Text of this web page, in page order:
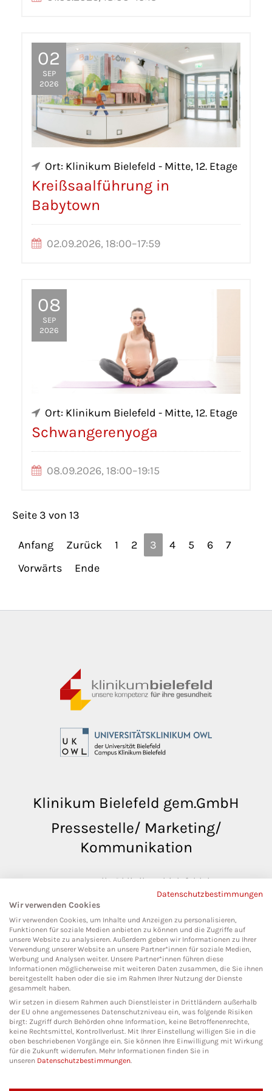
02
SEP
2026
Ort: Klinikum Bielefeld - Mitte, 12. Etage
Kreißsaalführung in
Babytown
02.09.2026, 18:00–17:59
08
SEP
2026
Ort: Klinikum Bielefeld - Mitte, 12. Etage
Schwangerenyoga
08.09.2026, 18:00–19:15
Seite 3 von 13
Anfang Zurück 1 2 3 4 5 6
7
Vorwärts
Ende
Klinikum Bielefeld gem.GmbH
Pressestelle/ Marketing/
Kommunikation
pressestelle@klinikumbielefeld.de
Teutoburger Str. 50
33604 Bielefeld
Social Media
Datenschutzbestimmungen
Wir verwenden Cookies
Wir verwenden Cookies, um Inhalte und Anzeigen zu personalisieren,
Funktionen für soziale Medien anbieten zu können und die Zugriffe auf
unsere Website zu analysieren. Außerdem geben wir Informationen zu Ihrer
Verwendung unserer Website an unsere Partner*innen für soziale Medien,
Werbung und Analysen weiter. Unsere Partner*innen führen diese
Informationen möglicherweise mit weiteren Daten zusammen, die Sie ihnen
bereitgestellt haben oder die sie im Rahmen Ihrer Nutzung der Dienste
gesammelt haben.
Wir setzen in diesem Rahmen auch Dienstleister in Drittländern außerhalb
der EU ohne angemessenes Datenschutzniveau ein, was folgende Risiken
birgt: Zugriff durch Behörden ohne Information, keine Betroffenenrechte,
keine Rechtsmittel, Kontrollverlust. Mit Ihrer Einstellung willigen Sie in die
oben beschriebenen Vorgänge ein. Sie können Ihre Einwilligung mit Wirkung
für die Zukunft widerrufen. Mehr Informationen finden Sie in
unseren Datenschutzbestimmungen.